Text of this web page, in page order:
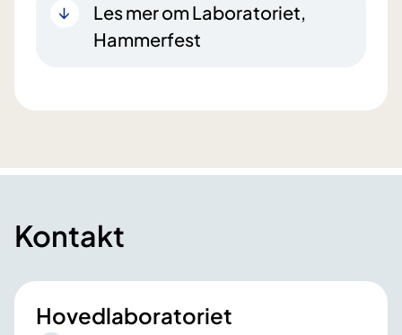
Les mer om Laboratoriet,
Hammerfest
Kontakt
Hovedlaboratoriet